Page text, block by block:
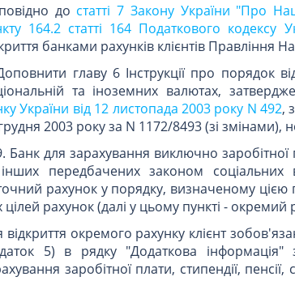
до статті 7 Закону України "Про
164.2 статті 164 Податкового кодексу
банками рахунків клієнтів Правління
главу 6 Інструкції про порядок
та іноземних валютах,
України від 12 листопада 2003 року N 492,
2003 року за N 1172/8493 (зі змінами),
Банк для зарахування виключно заробітної
передбачених законом соціальних
рахунок у порядку, визначеному
цілей рахунок (далі у цьому пункті - окремий
відкриття окремого рахунку клієнт
5) в рядку "Додаткова інформація"
заробітної плати, стипендії,